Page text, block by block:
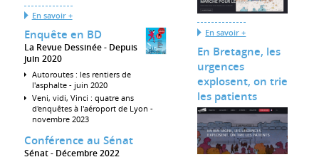
En savoir +
Enquête en BD
La Revue Dessinée
Depuis
juin 2020
Autoroutes : les rentiers de
l'asphalte - juin 2020
Veni, vidi, Vinci : quatre ans
d'enquêtes à l'aéroport de Lyon -
novembre 2023
Conférence au Sénat
Sénat Décembre 2022
En savoir +
En Bretagne, les
urgences
explosent, on trie
les patients